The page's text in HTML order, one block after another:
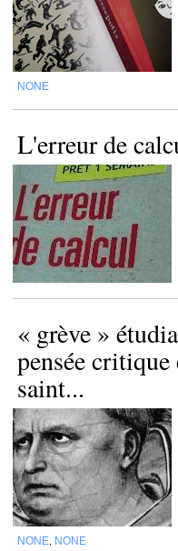
NONE
L'erreur de
« grève »
pensée
saint...
NONE NONE